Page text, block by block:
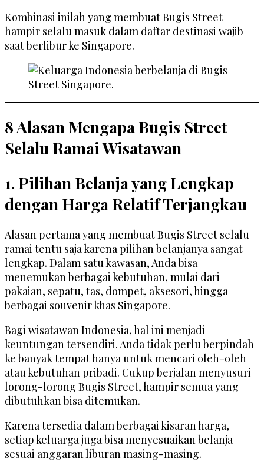
Kombinasi inilah yang membuat Bugis Street
hampir selalu masuk dalam daftar destinasi wajib
saat berlibur ke Singapore.
8 Alasan Mengapa Bugis Street
Selalu Ramai Wisatawan
1. Pilihan Belanja yang Lengkap
dengan Harga Relatif Terjangkau
Alasan pertama yang membuat Bugis Street selalu
ramai tentu saja karena pilihan belanjanya sangat
lengkap. Dalam satu kawasan, Anda bisa
menemukan berbagai kebutuhan, mulai dari
pakaian, sepatu, tas, dompet, aksesori, hingga
berbagai souvenir khas Singapore.
Bagi wisatawan Indonesia, hal ini menjadi
keuntungan tersendiri. Anda tidak perlu berpindah
ke banyak tempat hanya untuk mencari oleh-oleh
atau kebutuhan pribadi. Cukup berjalan menyusuri
lorong-lorong Bugis Street, hampir semua yang
dibutuhkan bisa ditemukan.
Karena tersedia dalam berbagai kisaran harga,
setiap keluarga juga bisa menyesuaikan belanja
sesuai anggaran liburan masing-masing.